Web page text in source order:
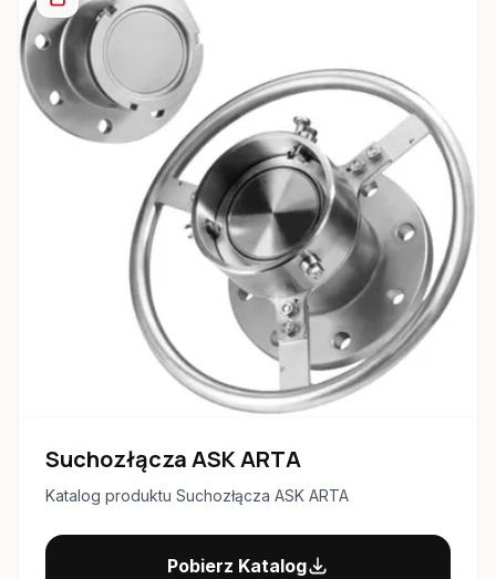
Suchozłącza ASK ARTA
Katalog produktu Suchozłącza ASK ARTA
Pobierz Katalog